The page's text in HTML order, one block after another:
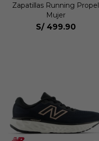
Zapatillas Running Propel
Mujer
S/ 499.90